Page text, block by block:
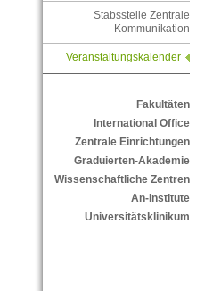
Stabsstelle Zentrale
Kommunikation
Veranstaltungskalender
Fakultäten
International Office
Zentrale Einrichtungen
Graduierten-Akademie
Wissenschaftliche Zentren
An-Institute
Universitätsklinikum